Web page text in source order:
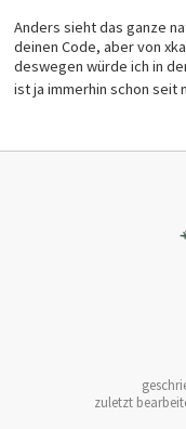
Anders sieht das ganze
deinen Code, aber von
deswegen würde ich in
ist ja immerhin schon seit
zuletzt